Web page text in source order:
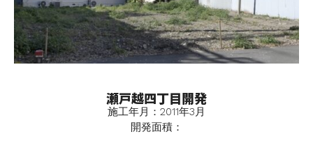
瀬戸越四丁目開発
施工年月：2011年3月
開発面積：